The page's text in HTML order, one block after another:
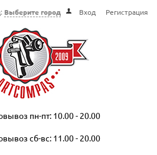
Выберите город Вход Регистрация
пн-пт: 10.00 - 20.00
сб-вс: 11.00 - 20.00